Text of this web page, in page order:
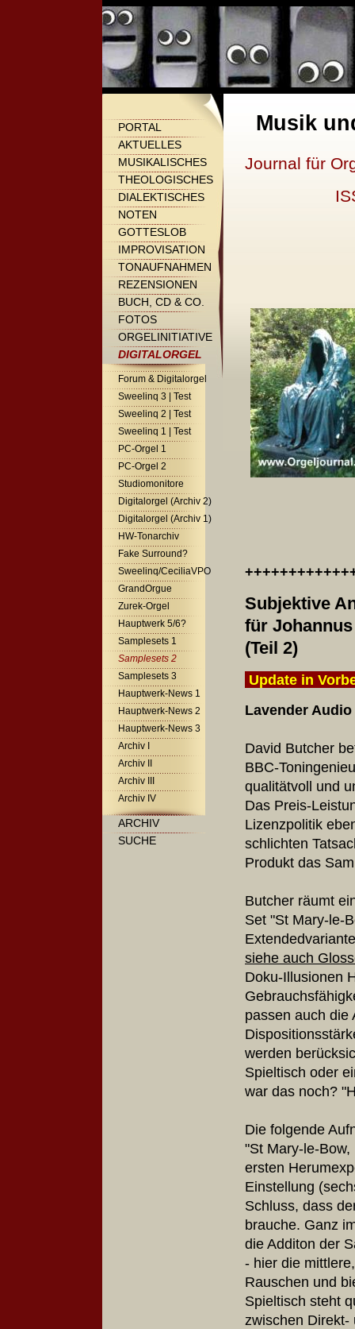
Musik
PORTAL
AKTUELLES
MUSIKALISCHES
THEOLOGISCHES
DIALEKTISCHES
NOTEN
GOTTESLOB
IMPROVISATION
TONAUFNAHMEN
REZENSIONEN
BUCH, CD & CO.
FOTOS
ORGELINITIATIVE
DIGITALORGEL
Forum & Digitalorgel
Sweelinq 3 | Test
Sweelinq 2 | Test
Sweelinq 1 | Test
PC-Orgel 1
PC-Orgel 2
Studiomonitore
Digitalorgel (Archiv 2)
Digitalorgel (Archiv 1)
HW-Tonarchiv
Fake Surround?
Sweelinq/CeciliaVPO
GrandOrgue
Zurek-Orgel
Hauptwerk 5/6?
Samplesets 1
Samplesets 2
Samplesets 3
Hauptwerk-News 1
Hauptwerk-News 2
Hauptwerk-News 3
Archiv I
Archiv II
Archiv III
Archiv IV
ARCHIV
SUCHE
Journal für
Subjektive
für
(Teil 2)
Update in
Lavender Audio
David Butcher
BBC-
qualitätvoll und
Das Preis-
Lizenzpolitik
schlichten
Produkt das
Butcher räumt
Set "St Mary-le-
siehe auch
Doku-Illusionen
passen auch die
werden
Spieltisch oder
war das noch?
Die folgende
"St Mary-le-
ersten
Einstellung
Schluss, dass
brauche. Ganz
die Additon der
- hier die
Rauschen und
Spieltisch steht
zwischen